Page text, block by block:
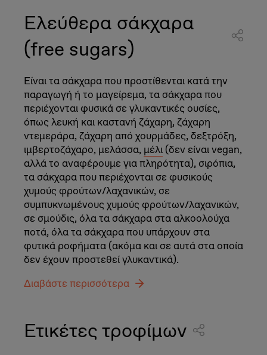
Ελεύθερα σάκχαρα
(free sugars)
Είναι τα σάκχαρα που προστίθενται κατά την
παραγωγή ή το μαγείρεμα, τα σάκχαρα που
περιέχονται φυσικά σε γλυκαντικές ουσίες,
όπως λευκή και καστανή ζάχαρη, ζάχαρη
ντεμεράρα, ζάχαρη από χουρμάδες, δεξτρόξη,
ιμβερτοζάχαρο, μελάσσα, μέλι (δεν είναι vegan,
αλλά το αναφέρουμε για πληρότητα), σιρόπια,
τα σάκχαρα που περιέχονται σε φυσικούς
χυμούς φρούτων/λαχανικών, σε
συμπυκνωμένους χυμούς φρούτων/λαχανικών,
σε σμούδις, όλα τα σάκχαρα στα αλκοολούχα
ποτά, όλα τα σάκχαρα που υπάρχουν στα
φυτικά ροφήματα (ακόμα και σε αυτά στα οποία
δεν έχουν προστεθεί γλυκαντικά).
Διαβάστε περισσότερα
Ετικέτες τροφίμων